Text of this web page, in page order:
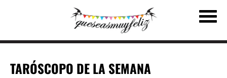
TARÓSCOPO DE LA SEMANA